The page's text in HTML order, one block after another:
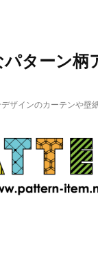
ターン柄
ザインのカーテンや壁